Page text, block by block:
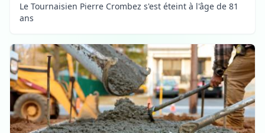
Le Tournaisien Pierre Crombez s'est éteint à l'âge de 81
ans